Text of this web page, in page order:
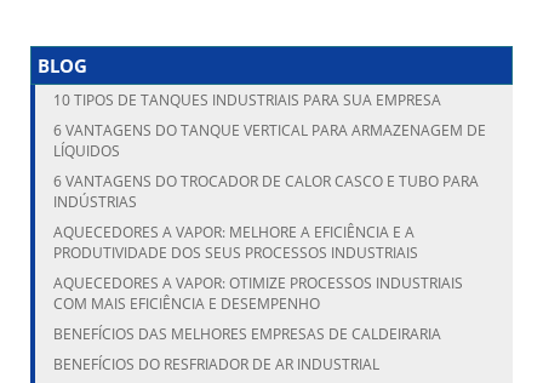
BLOG
10 TIPOS DE TANQUES INDUSTRIAIS PARA SUA EMPRESA
6 VANTAGENS DO TANQUE VERTICAL PARA ARMAZENAGEM DE
LÍQUIDOS
6 VANTAGENS DO TROCADOR DE CALOR CASCO E TUBO PARA
INDÚSTRIAS
AQUECEDORES A VAPOR: MELHORE A EFICIÊNCIA E A
PRODUTIVIDADE DOS SEUS PROCESSOS INDUSTRIAIS
AQUECEDORES A VAPOR: OTIMIZE PROCESSOS INDUSTRIAIS
COM MAIS EFICIÊNCIA E DESEMPENHO
BENEFÍCIOS DAS MELHORES EMPRESAS DE CALDEIRARIA
BENEFÍCIOS DO RESFRIADOR DE AR INDUSTRIAL